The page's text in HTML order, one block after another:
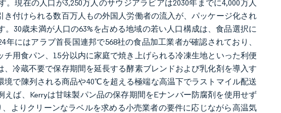
現在の人口が3,250万人のサウジアラビアは2030年までに4,000万人
付けられる数百万人もの外国人労働者の流入が、パッケージ化され
30歳未満が人口の63%を占める地域の若い人口構成は、食品選択に
年にはアラブ首長国連邦で568社の食品加工業者が確認されており、
用食パン、15分以内に家庭で焼き上げられる冷凍生地といった利便
冷蔵不要で保存期間を延長する酵素ブレンドおよび乳化剤を導入す
で陳列される商品や40℃を超える極端な高温下でラストマイル配送
ば、Kerryは甘味製パン品の保存期間をEナンバー防腐剤を使用せず
、よりクリーンなラベルを求める小売業者の要件に応じながら高温気